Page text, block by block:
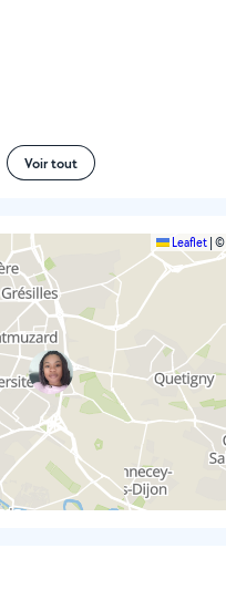
Voir tout
Leaflet ©